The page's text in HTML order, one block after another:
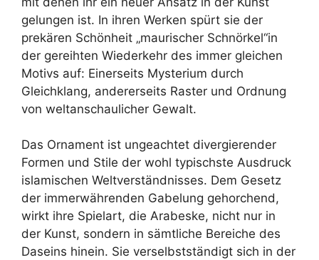
gelungen ist. In ihren Werken spürt sie der
prekären Schönheit „maurischer Schnörkel“in
der gereihten Wiederkehr des immer gleichen
Motivs auf: Einerseits Mysterium durch
Gleichklang, andererseits Raster und Ordnung
von weltanschaulicher Gewalt.
Das Ornament ist ungeachtet divergierender
Formen und Stile der wohl typischste Ausdruck
islamischen Weltverständnisses. Dem Gesetz
der immerwährenden Gabelung gehorchend,
wirkt ihre Spielart, die Arabeske, nicht nur in
der Kunst, sondern in sämtliche Bereiche des
Daseins hinein. Sie verselbstständigt sich in der